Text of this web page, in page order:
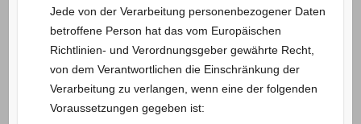
Jede von der Verarbeitung personenbezogener Daten
betroffene Person hat das vom Europäischen
Richtlinien- und Verordnungsgeber gewährte Recht,
von dem Verantwortlichen die Einschränkung der
Verarbeitung zu verlangen, wenn eine der folgenden
Voraussetzungen gegeben ist: